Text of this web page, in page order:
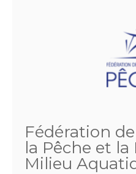
Fédération
la Pêche et
Milieu